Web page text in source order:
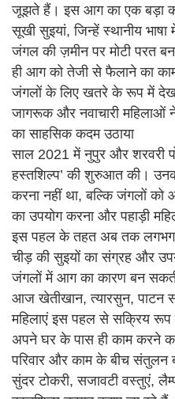
जूझते हैं। इस आग का एक बड़ा
सूखी सुइयां, जिन्हें स्थानीय
जंगल की ज़मीन पर मोटी परत
ही आग को तेजी से फैलाने का
जंगलों के लिए खतरे के रूप में
जागरूक और नवाचारी महिलाओं
का साहसिक कदम उठाया
साल 2021 में नुपुर और शरवरी
हस्तशिल्प’ की शुरुआत की।
करना नहीं था, बल्कि जंगलों को
का उपयोग करना और पहाड़ी
इस पहल के तहत अब तक लगभग
चीड़ की सुइयों का संग्रह और
जंगलों में आग का कारण बन
आज खेतीखान, त्यारसुन, पाटन
महिलाएं इस पहल से सक्रिय
अपने घर के पास ही काम करने
परिवार और काम के बीच
सुंदर टोकरी, सजावटी वस्तुएं,